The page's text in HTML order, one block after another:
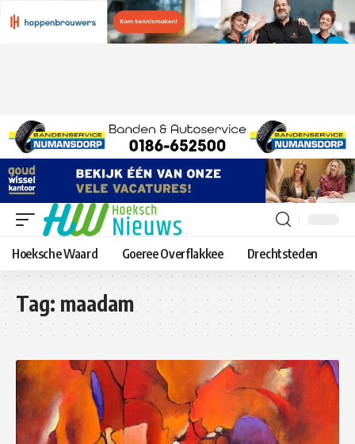
Hoeksche Waard Goeree Overflakkee Drechtsteden
Tag: maadam